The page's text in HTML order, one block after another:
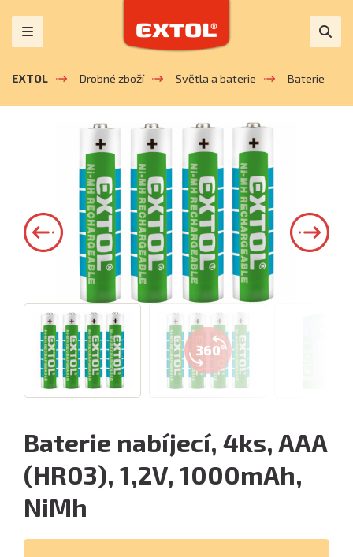
EXTOL Drobné zboží Světla a baterie Baterie
360°
Baterie nabíjecí, 4ks, AAA
(HR03), 1,2V, 1000mAh,
NiMh